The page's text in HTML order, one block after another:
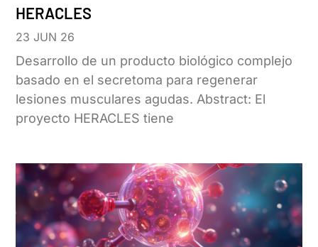
HERACLES
23 JUN 26
Desarrollo de un producto biológico complejo
basado en el secretoma para regenerar
lesiones musculares agudas. Abstract: El
proyecto HERACLES tiene